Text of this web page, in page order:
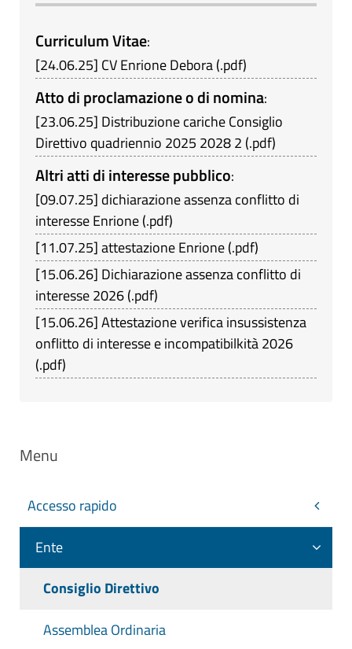
Curriculum Vitae:
[24.06.25] CV Enrione Debora(.pdf)
Atto di proclamazione o di nomina:
[23.06.25] Distribuzione cariche Consiglio
Direttivo quadriennio 2025 2028 2 (.pdf)
Altri atti di interesse pubblico:
[09.07.25] dichiarazione assenza conflitto di
interesse Enrione(.pdf)
[11.07.25]attestazione Enrione(.pdf)
[15.06.26] Dichiarazione assenza conflitto di
interesse 2026(.pdf)
[15.06.26]Attestazione verifica insussistenza
onflitto di interesse e incompatibilkità 2026
(.pdf)
Menu
Accesso rapido
Ente
Consiglio Direttivo
Assemblea Ordinaria